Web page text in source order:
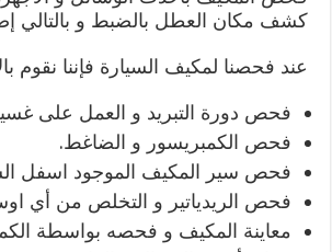
كشف مكان العطل بالضبط و بالتالي
عند فحصنا لمكيف السيارة فإننا نقوم
فحص دورة التبريد و العمل على
فحص الكمبريسور و الضاغط.
فحص سير المكيف الموجود اسفل
فحص الريدياتير و التخلص من أي
معاينة المكيف و فحصه بواسطة